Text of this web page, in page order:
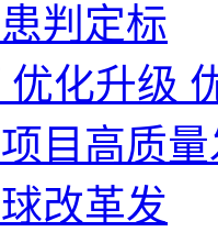
判定标
优化升级
目高质
改革发